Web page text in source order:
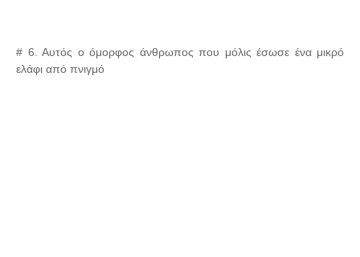
# 6. Αυτός ο όμορφος άνθρωπος που μόλις έσωσε ένα μικρό
ελάφι από πνιγμό